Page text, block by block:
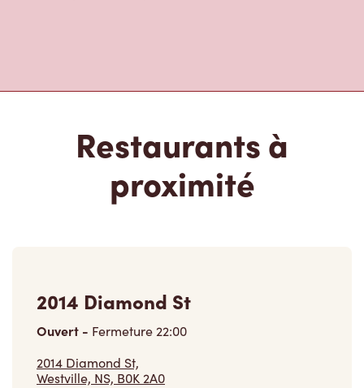
Restaurants à
proximité
2014 Diamond St
Ouvert - Fermeture22:00
2014 Diamond St,
Westville, NS, B0K 2A0